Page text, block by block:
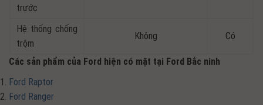
trước
Hệ thống chống
trộm
Không Có
Các sản phẩm của Ford hiện có mặt tại Ford Bắc ninh
Ford Raptor
Ford Ranger